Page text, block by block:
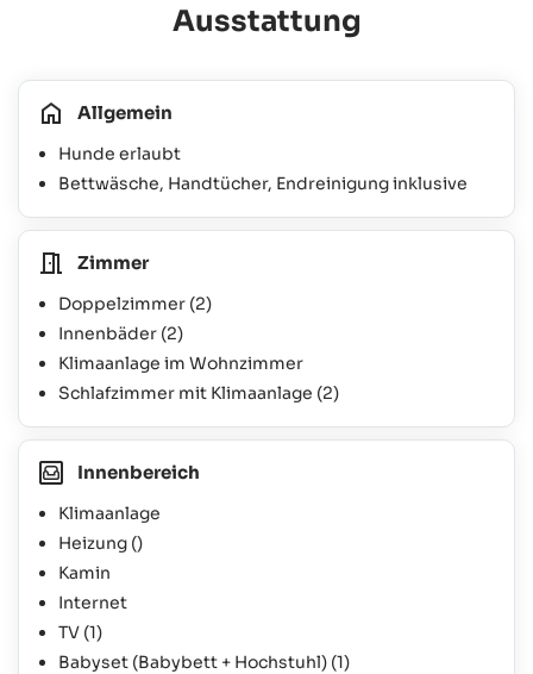
Ausstattung
Allgemein
Hunde erlaubt
Bettwäsche, Handtücher, Endreinigung inklusive
Zimmer
Doppelzimmer (2)
Innenbäder (2)
Klimaanlage im Wohnzimmer
Schlafzimmer mit Klimaanlage (2)
Innenbereich
Klimaanlage
Heizung ()
Kamin
Internet
TV (1)
Babyset (Babybett + Hochstuhl) (1)